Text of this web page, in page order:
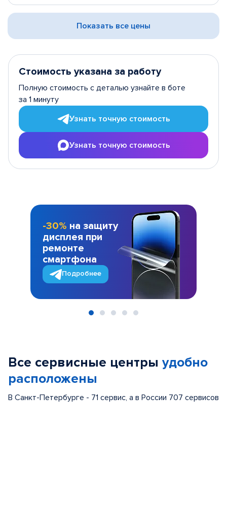
Показать все цены
Стоимость указана за работу
Полную стоимость с деталью узнайте в боте
за 1 минуту
Узнать точную стоимость
Узнать точную стоимость
-30% на защиту
дисплея при
ремонте
смартфона
Подробнее
Все сервисные центры удобно
расположены
В Санкт-Петербурге - 71 сервис, а в России 707 сервисов